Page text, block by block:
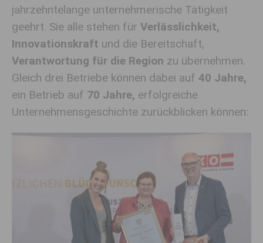
jahrzehntelange unternehmerische Tätigkeit
geehrt. Sie alle stehen für Verlässlichkeit,
Innovationskraft und die Bereitschaft,
Verantwortung für die Region zu übernehmen.
Gleich drei Betriebe können dabei auf 40 Jahre,
ein Betrieb auf 70 Jahre, erfolgreiche
Unternehmensgeschichte zurückblicken können: